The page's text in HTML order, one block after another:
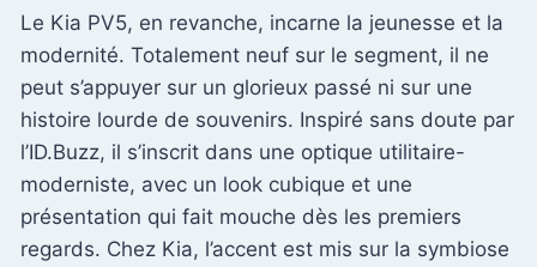
Le Kia PV5, en revanche, incarne la jeunesse et la
modernité. Totalement neuf sur le segment, il ne
peut s’appuyer sur un glorieux passé ni sur une
histoire lourde de souvenirs. Inspiré sans doute par
l’ID.Buzz, il s’inscrit dans une optique utilitaire-
moderniste, avec un look cubique et une
présentation qui fait mouche dès les premiers
regards. Chez Kia, l’accent est mis sur la symbiose